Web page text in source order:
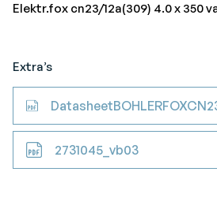
Elektr.fox cn23/12a(309) 4.0 x 350
Extra’s
2731045_vb03